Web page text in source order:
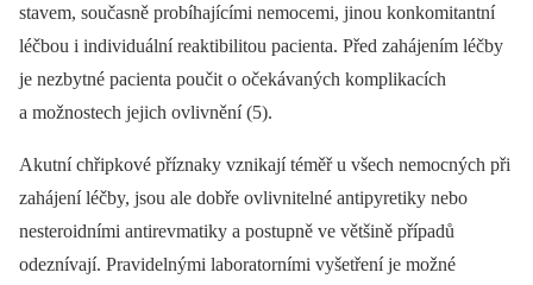
stavem, současně probíhajícími nemocemi, jinou konkomitantní
léčbou i individuální reaktibilitou pacienta. Před zahájením léčby
je nezbytné pacienta poučit o očekávaných komplikacích
a možnostech jejich ovlivnění (5).
Akutní chřipkové příznaky vznikají téměř u všech nemocných při
zahájení léčby, jsou ale dobře ovlivnitelné antipyretiky nebo
nesteroidními antirevmatiky a postupně ve většině případů
odeznívají. Pravidelnými laboratorními vyšetření je možné